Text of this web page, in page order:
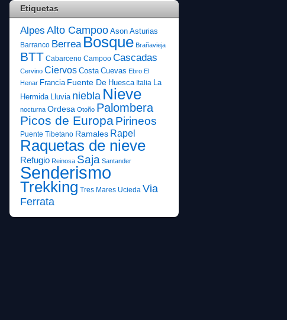
Etiquetas
Alpes Alto Campoo Ason Asturias
Barranco Berrea Bosque Brañavieja
BTT Cabarceno Campoo Cascadas
Cervino Ciervos Costa Cuevas Ebro El
Henar Francia Fuente De Huesca Italia La
Hermida Lluvia niebla Nieve
nocturna Ordesa Otoño Palombera
Picos de EuropaPirineos
Puente Tibetano Ramales Rapel
Raquetas de nieve
Refugio Reinosa Saja Santander
Senderismo
Trekking Tres Mares Ucieda Via
Ferrata